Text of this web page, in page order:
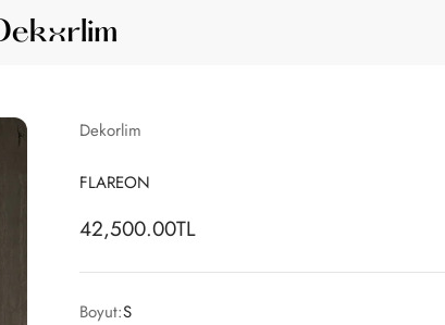
Dekorlim
Dekorlim
FLAREON
42,500.00TL
Boyut:S